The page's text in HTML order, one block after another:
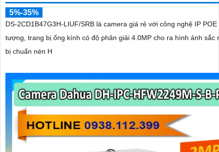
5%-35%
DS-2CD1B47G3H-LIUF/SRB là camera giá rẻ với công nghệ IP
tượng, trang bị ống kính có độ phân giải 4.0MP cho ra hình ảnh sắc
bị chuẩn nén H